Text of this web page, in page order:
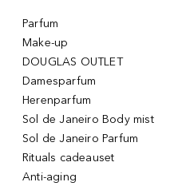
Parfum
Make-up
DOUGLAS OUTLET
Damesparfum
Herenparfum
Sol de Janeiro Body mist
Sol de Janeiro Parfum
Rituals cadeauset
Anti-aging